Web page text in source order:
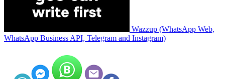
Wazzup (WhatsApp Web,
WhatsApp Business API, Telegram and Instagram)